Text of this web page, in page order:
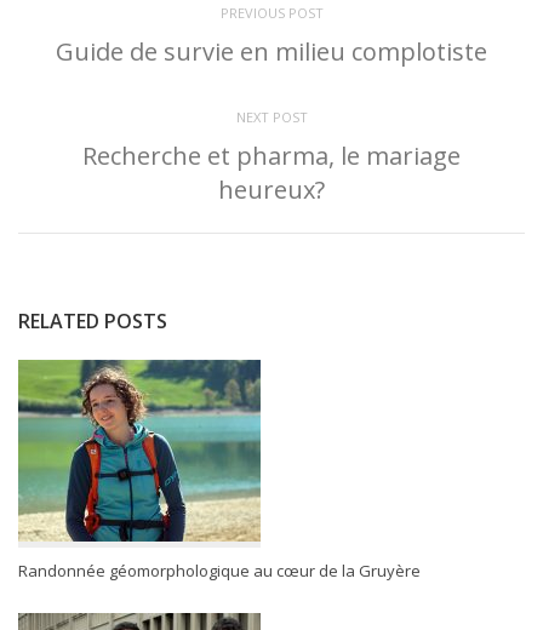
PREVIOUS POST
Guide de survie en milieu complotiste
NEXT POST
Recherche et pharma, le mariage
heureux?
RELATED POSTS
Randonnée géomorphologique au cœur de la Gruyère